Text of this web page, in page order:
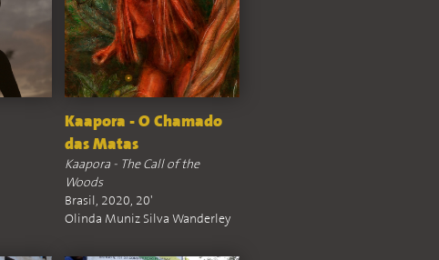
Kaapora - O Chamado
das Matas
Kaapora - The Call of the
Woods
Brasil, 2020, 20'
Olinda Muniz Silva Wanderley